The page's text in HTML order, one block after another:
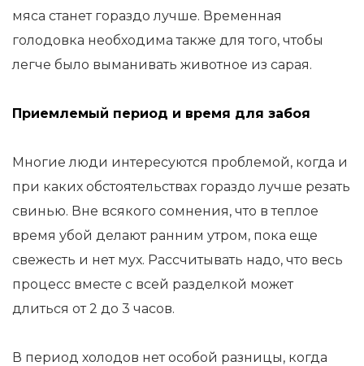
мяса станет гораздо лучше. Временная
голодовка необходима также для того, чтобы
легче было выманивать животное из сарая.
Приемлемый период и время для забоя
Многие люди интересуются проблемой, когда и
при каких обстоятельствах гораздо лучше резать
свинью. Вне всякого сомнения, что в теплое
время убой делают ранним утром, пока еще
свежесть и нет мух. Рассчитывать надо, что весь
процесс вместе с всей разделкой может
длиться от 2 до 3 часов.
В период холодов нет особой разницы, когда